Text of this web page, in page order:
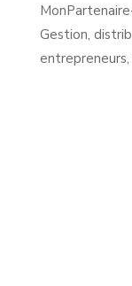
Gestion,